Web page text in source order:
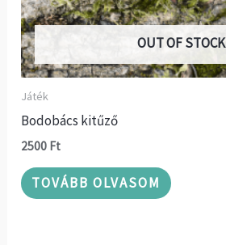
OUT OF STOCK
Játék
Bodobács kitűző
2500 Ft
TOVÁBB OLVASOM